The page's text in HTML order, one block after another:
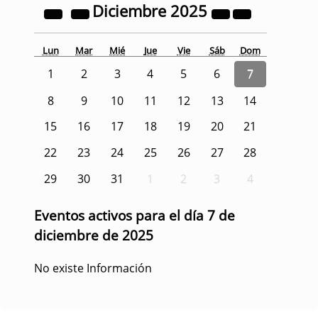
Diciembre 2025
Lun Mar Mié Jue Vie Sáb Dom
1 2 3 4 5 6
7
8
9 10 11 12 13
14
15
16 17 18 19 20
21
22
23 24 25 26 27
28
29
30 31 1 2 3 4
Eventos activos para el día 7 de
diciembre de 2025
No existe Información